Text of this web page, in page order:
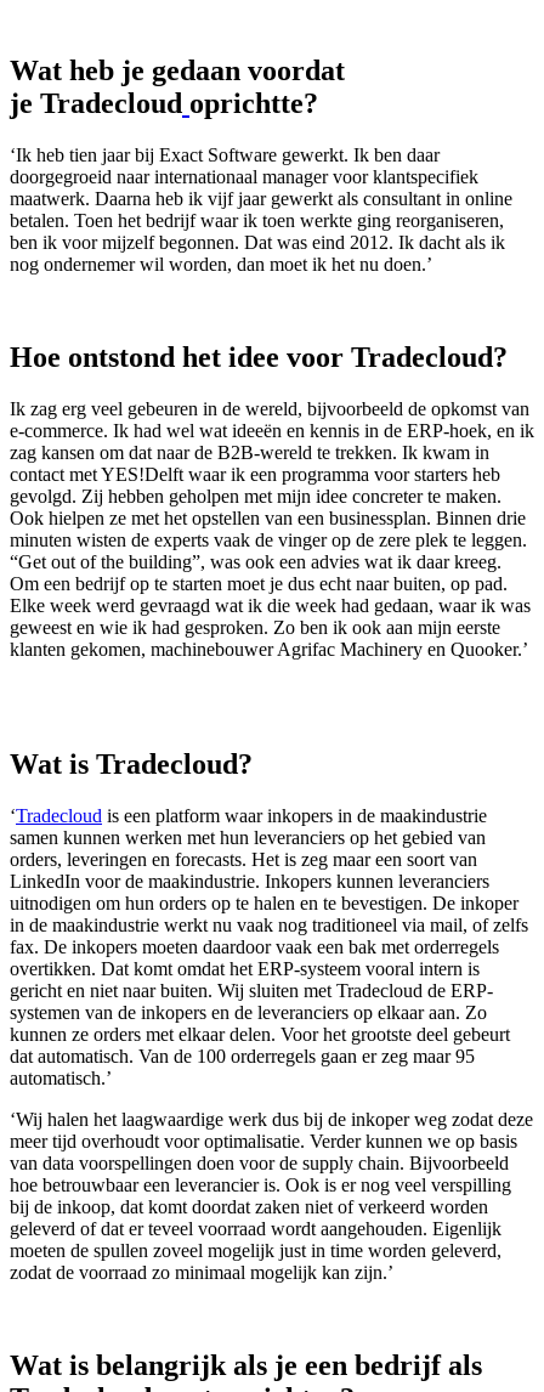
Wat heb je gedaan voordat
je Tradecloud oprichtte?
‘Ik heb tien jaar bij Exact Software gewerkt. Ik ben daar
doorgegroeid naar internationaal manager voor klantspecifiek
maatwerk. Daarna heb ik vijf jaar gewerkt als consultant in online
betalen. Toen het bedrijf waar ik toen werkte ging reorganiseren,
ben ik voor mijzelf begonnen. Dat was eind 2012. Ik dacht als ik
nog ondernemer wil worden, dan moet ik het nu doen.’
Hoe ontstond het idee voor Tradecloud?
Ik zag erg veel gebeuren in de wereld, bijvoorbeeld de opkomst van
e-commerce. Ik had wel wat ideeën en kennis in de ERP-hoek, en ik
zag kansen om dat naar de B2B-wereld te trekken. Ik kwam in
contact met YES!Delft waar ik een programma voor starters heb
gevolgd. Zij hebben geholpen met mijn idee concreter te maken.
Ook hielpen ze met het opstellen van een businessplan. Binnen drie
minuten wisten de experts vaak de vinger op de zere plek te leggen.
“Get out of the building”, was ook een advies wat ik daar kreeg.
Om een bedrijf op te starten moet je dus echt naar buiten, op pad.
Elke week werd gevraagd wat ik die week had gedaan, waar ik was
geweest en wie ik had gesproken. Zo ben ik ook aan mijn eerste
klanten gekomen, machinebouwer Agrifac Machinery en Quooker.’
Wat is Tradecloud?
‘Tradecloud is een platform waar inkopers in de maakindustrie
samen kunnen werken met hun leveranciers op het gebied van
orders, leveringen en forecasts. Het is zeg maar een soort van
LinkedIn voor de maakindustrie. Inkopers kunnen leveranciers
uitnodigen om hun orders op te halen en te bevestigen. De inkoper
in de maakindustrie werkt nu vaak nog traditioneel via mail, of zelfs
fax. De inkopers moeten daardoor vaak een bak met orderregels
overtikken. Dat komt omdat het ERP-systeem vooral intern is
gericht en niet naar buiten. Wij sluiten met Tradecloud de ERP-
systemen van de inkopers en de leveranciers op elkaar aan. Zo
kunnen ze orders met elkaar delen. Voor het grootste deel gebeurt
dat automatisch. Van de 100 orderregels gaan er zeg maar 95
automatisch.’
‘Wij halen het laagwaardige werk dus bij de inkoper weg zodat deze
meer tijd overhoudt voor optimalisatie. Verder kunnen we op basis
van data voorspellingen doen voor de supply chain. Bijvoorbeeld
hoe betrouwbaar een leverancier is. Ook is er nog veel verspilling
bij de inkoop, dat komt doordat zaken niet of verkeerd worden
geleverd of dat er teveel voorraad wordt aangehouden. Eigenlijk
moeten de spullen zoveel mogelijk just in time worden geleverd,
zodat de voorraad zo minimaal mogelijk kan zijn.’
Wat is belangrijk als je een bedrijf als